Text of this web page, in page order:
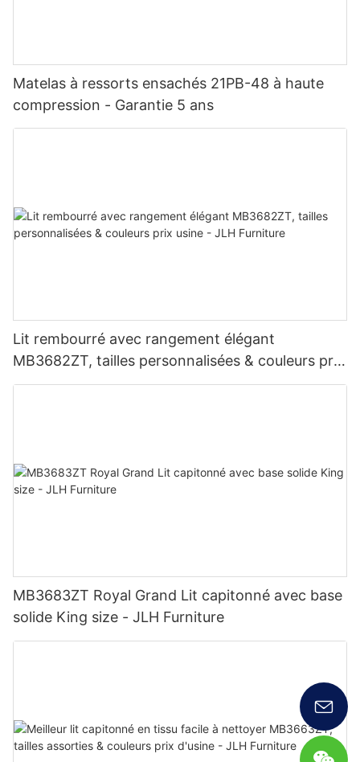
Matelas à ressorts ensachés 21PB-48 à haute
compression - Garantie 5 ans
Lit rembourré avec rangement élégant
MB3682ZT, tailles personnalisées & couleurs prix
usine - JLH Furniture
MB3683ZT Royal Grand Lit capitonné avec base
solide King size - JLH Furniture